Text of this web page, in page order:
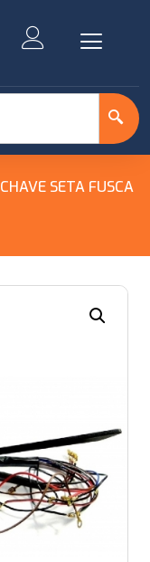
SETA FUSCA